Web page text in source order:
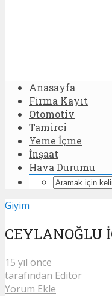
Anasayfa
Firma Kayıt
Otomotiv
Tamirci
Yeme İçme
İnşaat
Hava Durumu
Giyim
CEYLANOĞLU
15 yıl önce
tarafından Editör
Yorum Ekle